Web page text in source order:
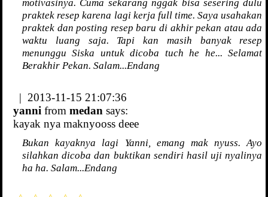
praktek resep karena lagi kerja full time. Saya usahakan
praktek dan posting resep baru di akhir pekan atau ada
waktu luang saja. Tapi kan masih banyak resep
menunggu Siska untuk dicoba tuch he he... Selamat
Berakhir Pekan. Salam...Endang
| 2013-11-15 21:07:36
yanni from medan says:
kayak nya maknyooss deee
Bukan kayaknya lagi Yanni, emang mak nyuss. Ayo
silahkan dicoba dan buktikan sendiri hasil uji nyalinya
ha ha. Salam...Endang